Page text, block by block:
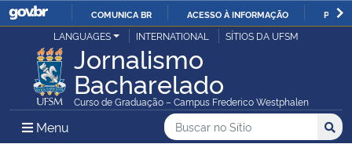
IR
PARA
O
CONTEÚDO
COMUNICA BR ACESSO À INFORMAÇÃO
Ministério da Justiça e Segurança Pública
Ministério da Defesa
LANGUAGES INTERNATIONAL SÍTIOS DA UFSM
Jornalismo
Bacharelado
Curso de Graduação – Campus Frederico Westphalen
Menu Menu Principal do Sítio
Busca
Buscar no no Sítio
Busca: